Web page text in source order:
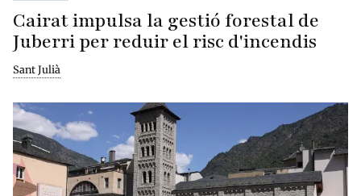
Cairat impulsa la gestió forestal de
Juberri per reduir el risc d'incendis
Sant Julià